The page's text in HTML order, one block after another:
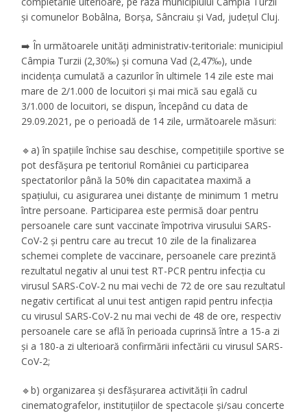
și comunelor Bobâlna, Borșa, Sâncraiu și Vad, județul Cluj.
➡️ În următoarele unități administrativ-teritoriale: municipiul
Câmpia Turzii (2,30‰) și comuna Vad (2,47‰), unde
incidența cumulată a cazurilor în ultimele 14 zile este mai
mare de 2/1.000 de locuitori și mai mică sau egală cu
3/1.000 de locuitori, se dispun, începând cu data de
29.09.2021, pe o perioadă de 14 zile, următoarele măsuri:
🔹a) în spațiile închise sau deschise, competițiile sportive se
pot desfășura pe teritoriul României cu participarea
spectatorilor până la 50% din capacitatea maximă a
spațiului, cu asigurarea unei distanțe de minimum 1 metru
între persoane. Participarea este permisă doar pentru
persoanele care sunt vaccinate împotriva virusului SARS-
CoV-2 și pentru care au trecut 10 zile de la finalizarea
schemei complete de vaccinare, persoanele care prezintă
rezultatul negativ al unui test RT-PCR pentru infecția cu
virusul SARS-CoV-2 nu mai vechi de 72 de ore sau rezultatul
negativ certificat al unui test antigen rapid pentru infecția
cu virusul SARS-CoV-2 nu mai vechi de 48 de ore, respectiv
persoanele care se află în perioada cuprinsă între a 15-a zi
și a 180-a zi ulterioară confirmării infectării cu virusul SARS-
CoV-2;
🔹b) organizarea și desfășurarea activității în cadrul
cinematografelor, instituțiilor de spectacole și/sau concerte